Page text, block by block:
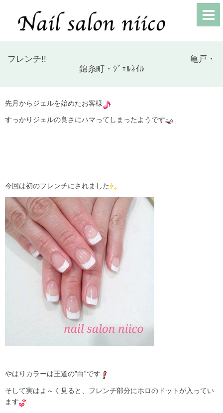
フレンチ!! 亀戸・
錦糸町・ｼﾞｪﾙﾈｲﾙ
先月からジェルを始めたお客様
すっかりジェルの良さにハマってしまったようです
今回は初のフレンチにされました
やはりカラーは王道の”白”です
そして実はよ～く見ると、フレンチ部分にホロのドットが入ってい
ます